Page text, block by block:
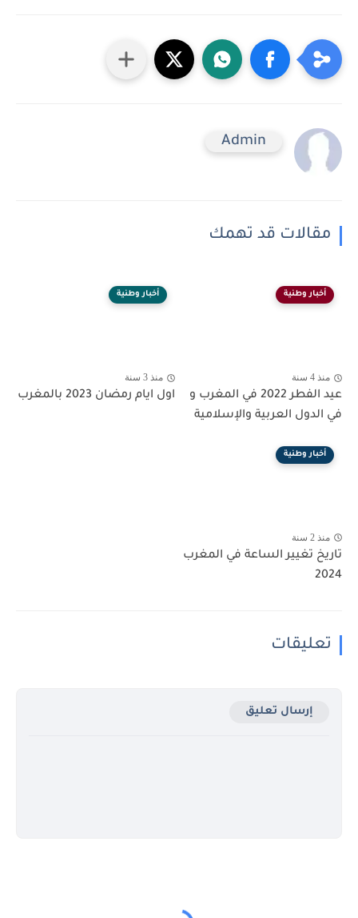
Admin
مقالات قد تهمك
أخبار وطنية
منذ 4 سنة
عيد الفطر 2022 في المغرب و
في الدول العربية والإسلامية
أخبار وطنية
منذ 3 سنة
اول ايام رمضان 2023 بالمغرب
أخبار وطنية
منذ 2 سنة
تاريخ تغيير الساعة في المغرب
2024
تعليقات
إرسال تعليق